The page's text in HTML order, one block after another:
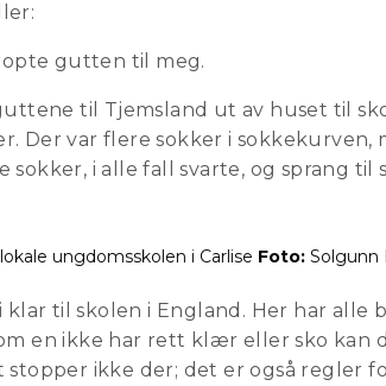
gutten til meg.
til Tjemsland ut av huset til
Der var flere sokker i sokkekurven,
sokker, i alle fall svarte, og sprang til
ungdomsskolen i Carlise Foto: Solgunn
til skolen i England. Her har alle
en ikke har rett klær eller sko kan
stopper ikke der; det er også regler